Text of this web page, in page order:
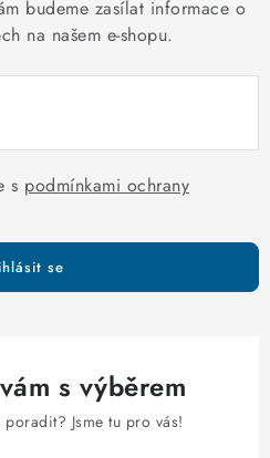
budeme zasílat informace o
na našem e-shopu.
s podmínkami ochrany
se
s výběrem
Jsme tu pro vás!